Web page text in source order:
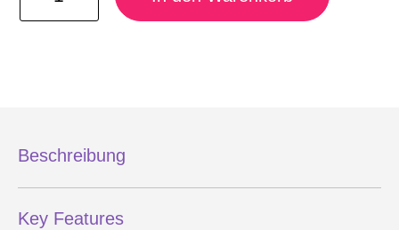
Beschreibung
Key Features